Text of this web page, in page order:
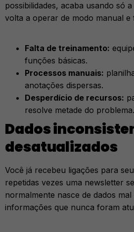
possibilidades, acaba usando só a
volta a operar de modo manual e
Falta de treinamento:
funções básicas.
Processos manuais:
anotações dispersas.
Desperdício de recursos:
resolve metade do problema.
Dados
desatualizados
Você já recebeu ligações para
repetidas vezes uma newsletter
normalmente nasce de dados
informações que nunca foram